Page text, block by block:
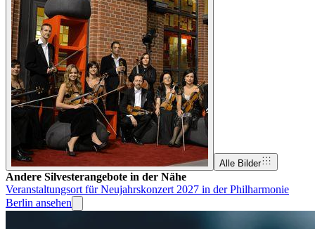
Alle Bilder
Andere Silvesterangebote in der Nähe
Veranstaltungsort für Neujahrskonzert 2027 in der Philharmonie
Berlin ansehen